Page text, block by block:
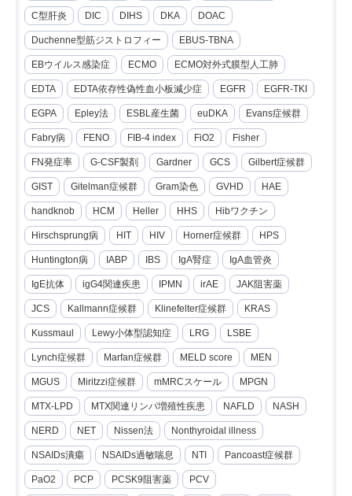
C型肝炎 DIC DIHS DKA DOAC
Duchenne型筋ジストロフィー EBUS-TBNA
EBウイルス感染症 ECMO ECMO対外式膜型人工肺
EDTA EDTA依存性偽性血小板減少症 EGFR EGFR-TKI
EGPA Epley法 ESBL産生菌 euDKA Evans症候群
Fabry病 FENO FIB-4 index FiO2 Fisher
FN発症率 G-CSF製剤 Gardner GCS Gilbert症候群
GIST Gitelman症候群 Gram染色 GVHD HAE
handknob HCM Heller HHS Hibワクチン
Hirschsprung病 HIT HIV Horner症候群 HPS
Huntington病 IABP IBS IgA腎症 IgA血管炎
IgE抗体 igG4関連疾患 IPMN irAE JAK阻害薬
JCS Kallmann症候群 Klinefelter症候群 KRAS
Kussmaul Lewy小体型認知症 LRG LSBE
Lynch症候群 Marfan症候群 MELD score MEN
MGUS Miritzzi症候群 mMRCスケール MPGN
MTX-LPD MTX関連リンパ増殖性疾患 NAFLD NASH
NERD NET Nissen法 Nonthyroidal illness
NSAIDs潰瘍 NSAIDs過敏喘息 NTI Pancoast症候群
PaO2 PCP PCSK9阻害薬 PCV